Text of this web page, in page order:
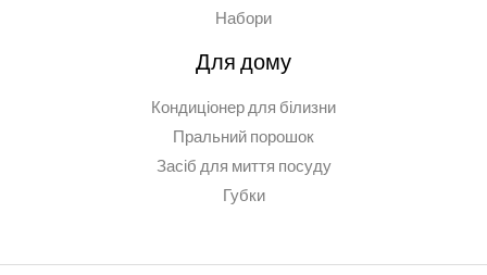
Набори
Для дому
Кондиціонер для білизни
Пральний порошок
Засіб для миття посуду
Губки